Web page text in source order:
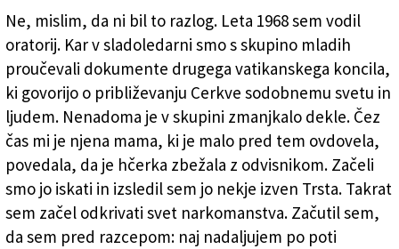
Ne, mislim, da ni bil to razlog. Leta 1968 sem vodil
oratorij. Kar v sladoledarni smo s skupino mladih
proučevali dokumente drugega vatikanskega koncila,
ki govorijo o približevanju Cerkve sodobnemu svetu in
ljudem. Nenadoma je v skupini zmanjkalo dekle. Čez
čas mi je njena mama, ki je malo pred tem ovdovela,
povedala, da je hčerka zbežala z odvisnikom. Začeli
smo jo iskati in izsledil sem jo nekje izven Trsta. Takrat
sem začel odkrivati svet narkomanstva. Začutil sem,
da sem pred razcepom: naj nadaljujem po poti